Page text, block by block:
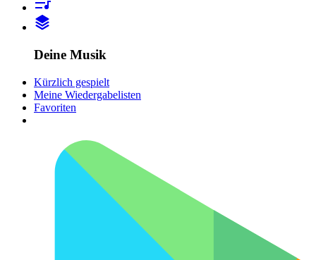
Deine Musik
Kürzlich gespielt
Meine Wiedergabelisten
Favoriten